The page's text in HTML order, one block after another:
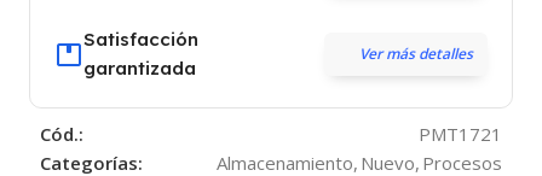
Satisfacción
garantizada
Ver más detalles
Cód.:
PMT1721
Categorías:
Almacenamiento, Nuevo, Procesos